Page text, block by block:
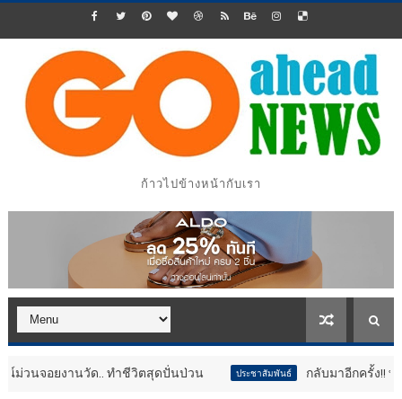
ก้าวไปข้างหน้ากับเรา
งานวัด.. ทำชีวิตสุดปั่นป่วน ประชาสัมพันธ์ กลับมาอีกครั้ง!! ทัพไดโนเส